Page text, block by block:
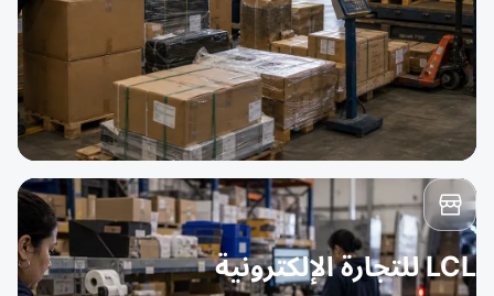
LCL للتجارة الإلكترونية